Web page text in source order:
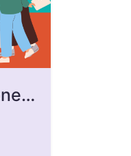
Journée collective Gonette, ouverte à toutes et tous